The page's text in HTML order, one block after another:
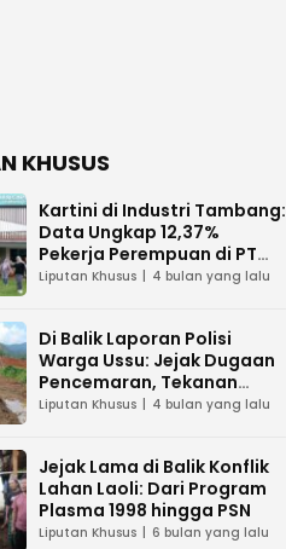
KHUSUS
Kartini di Industri Tambang:
Data Ungkap 12,37%
Pekerja Perempuan di PT
Vale Indonesia
Liputan Khusus 4 bulan yang lalu
Di Balik Laporan Polisi
Warga Ussu: Jejak Dugaan
Pencemaran, Tekanan
Hukum, dan Desakan
Liputan Khusus 4 bulan yang lalu
Jejak Lama di Balik Konflik
Lahan Laoli: Dari Program
Plasma 1998 hingga PSN
Liputan Khusus 6 bulan yang lalu